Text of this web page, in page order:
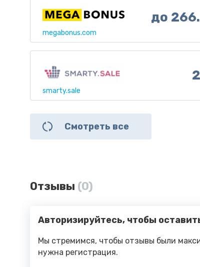
megabonus.com
до
smarty.sale
Смотреть все
Отзывы (0)
Авторизируйтесь, чтобы
Мы стремимся, чтобы отзывы были
нужна регистрация.